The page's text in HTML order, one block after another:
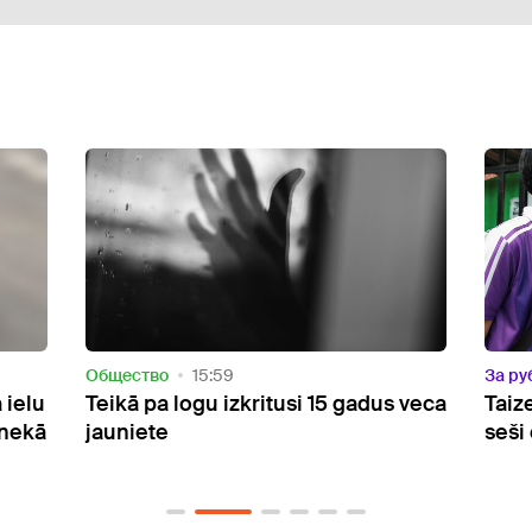
За рубежом 09:23
Taizemē apšaudē skolā nogalināti
seši cilvēki
Pēc
un